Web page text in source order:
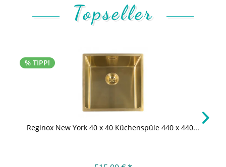
Topseller
% TIPP!
Reginox New York 40 x 40 Küchenspüle 440 x 440...